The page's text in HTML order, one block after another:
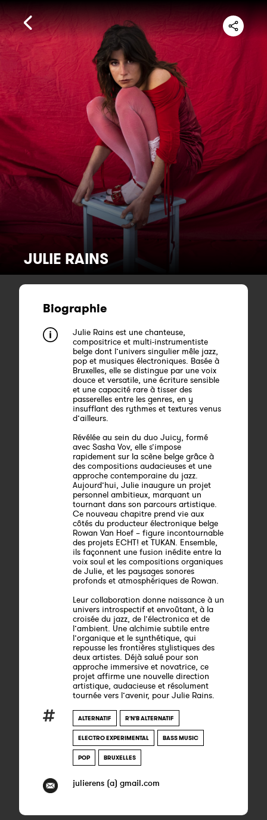
JULIE RAINS
Biographie
Julie Rains est une chanteuse,
compositrice et multi-instrumentiste
belge dont l’univers singulier mêle jazz,
pop et musiques électroniques. Basée à
Bruxelles, elle se distingue par une voix
douce et versatile, une écriture sensible
et une capacité rare à tisser des
passerelles entre les genres, en y
insufflant des rythmes et textures venus
d’ailleurs.
Révélée au sein du duo Juicy, formé
avec Sasha Vov, elle s’impose
rapidement sur la scène belge grâce à
des compositions audacieuses et une
approche contemporaine du jazz.
Aujourd’hui, Julie inaugure un projet
personnel ambitieux, marquant un
tournant dans son parcours artistique.
Ce nouveau chapitre prend vie aux
côtés du producteur électronique belge
Rowan Van Hoef – figure incontournable
des projets ECHT! et TUKAN. Ensemble,
ils façonnent une fusion inédite entre la
voix soul et les compositions organiques
de Julie, et les paysages sonores
profonds et atmosphériques de Rowan.
Leur collaboration donne naissance à un
univers introspectif et envoûtant, à la
croisée du jazz, de l’électronica et de
l’ambient. Une alchimie subtile entre
l’organique et le synthétique, qui
repousse les frontières stylistiques des
deux artistes. Déjà salué pour son
approche immersive et novatrice, ce
projet affirme une nouvelle direction
artistique, audacieuse et résolument
tournée vers l’avenir, pour Julie Rains.
ALTERNATIF R'N'B ALTERNATIF
ELECTRO EXPERIMENTAL BASS MUSIC
POP BRUXELLES
julierens (a) gmail.com